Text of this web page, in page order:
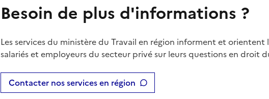
Besoin de plus d'informations ?
Les services du ministère du Travail en région informent et orientent
salariés et employeurs du secteur privé sur leurs questions en droit
Contacter nos services en région